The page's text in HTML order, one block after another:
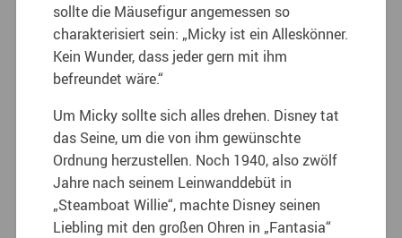
sollte die Mäusefigur angemessen so
charakterisiert sein: „Micky ist ein Alleskönner.
Kein Wunder, dass jeder gern mit ihm
befreundet wäre.“
Um Micky sollte sich alles drehen. Disney tat
das Seine, um die von ihm gewünschte
Ordnung herzustellen. Noch 1940, also zwölf
Jahre nach seinem Leinwanddebüt in
„Steamboat Willie“, machte Disney seinen
Liebling mit den großen Ohren in „Fantasia“